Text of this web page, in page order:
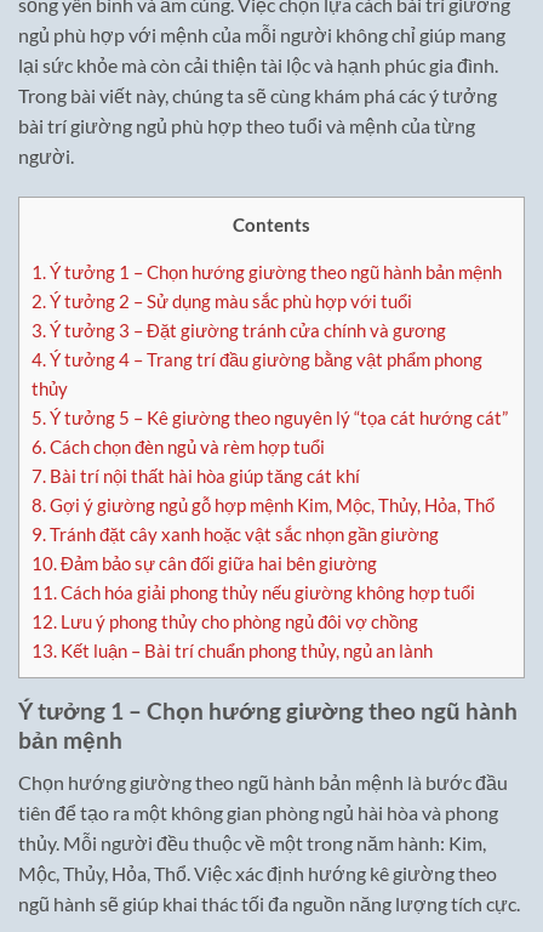
ngủ phù hợp với mệnh của mỗi người không chỉ giúp mang
lại sức khỏe mà còn cải thiện tài lộc và hạnh phúc gia đình.
Trong bài viết này, chúng ta sẽ cùng khám phá các ý tưởng
bài trí giường ngủ phù hợp theo tuổi và mệnh của từng
người.
Contents
1.Ý tưởng 1 – Chọn hướng giường theo ngũ hành bản mệnh
2.Ý tưởng 2 – Sử dụng màu sắc phù hợp với tuổi
3.Ý tưởng 3 – Đặt giường tránh cửa chính và gương
4.Ý tưởng 4 – Trang trí đầu giường bằng vật phẩm phong
thủy
5.Ý tưởng 5 – Kê giường theo nguyên lý “tọa cát hướng cát”
6.Cách chọn đèn ngủ và rèm hợp tuổi
7. Bài trí nội thất hài hòa giúp tăng cát khí
8.Gợi ý giường ngủ gỗ hợp mệnh Kim, Mộc, Thủy, Hỏa, Thổ
9.Tránh đặt cây xanh hoặc vật sắc nhọn gần giường
10.Đảm bảo sự cân đối giữa hai bên giường
11.Cách hóa giải phong thủy nếu giường không hợp tuổi
12. Lưu ý phong thủy cho phòng ngủ đôi vợ chồng
13. Kết luận – Bài trí chuẩn phong thủy, ngủ an lành
Ý tưởng 1 – Chọn hướng giường theo ngũ hành
bản mệnh
Chọn hướng giường theo ngũ hành bản mệnh là bước đầu
tiên để tạo ra một không gian phòng ngủ hài hòa và phong
thủy. Mỗi người đều thuộc về một trong năm hành: Kim,
Mộc, Thủy, Hỏa, Thổ. Việc xác định hướng kê giường theo
ngũ hành sẽ giúp khai thác tối đa nguồn năng lượng tích cực.